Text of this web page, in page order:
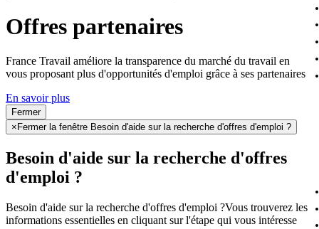
Offres partenaires
France Travail améliore la transparence du marché du travail en
vous proposant plus d'opportunités d'emploi grâce à ses partenaires
En savoir plus
Fermer
× Fermer la fenêtre Besoin d'aide sur la recherche d'offres d'emploi ?
Besoin d'aide sur la recherche d'offres
d'emploi ?
Besoin d'aide sur la recherche d'offres d'emploi ?Vous trouverez les
informations essentielles en cliquant sur l'étape qui vous intéresse